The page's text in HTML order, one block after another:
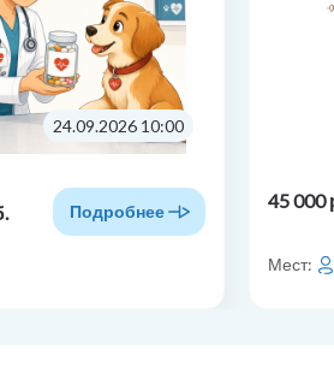
24.09.2026 10:00
Подробнее 45 000
Мест: